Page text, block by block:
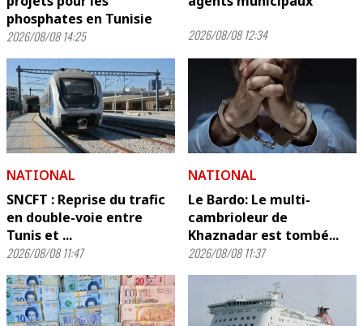
phosphates en Tunisie
2026/08/08 14:25 2026/08/08 12:34
NATIONAL
SNCFT : Reprise du trafic
en double-voie entre
Tunis et ...
2026/08/08 11:47
NATIONAL
Le Bardo: Le multi-
cambrioleur de
Khaznadar est tombé...
2026/08/08 11:37